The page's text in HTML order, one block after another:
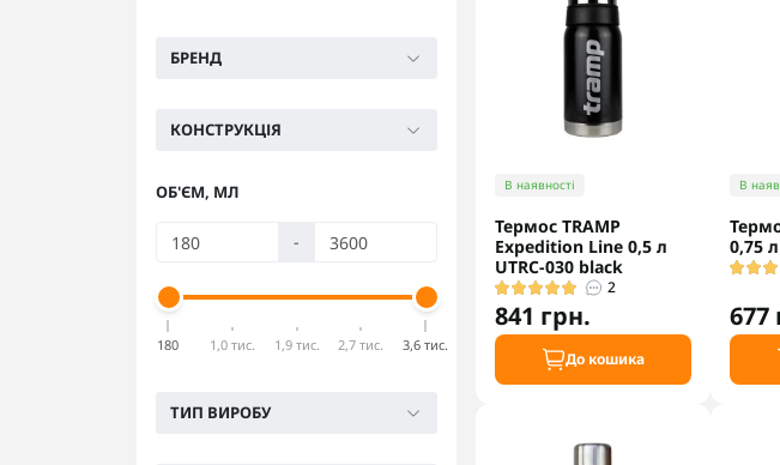
БРЕНД
КОНСТРУКЦІЯ
ОБ'ЄМ, МЛ
-
180 1,0 тис. 1,9 тис. 2,7 тис. 3,6 тис.
ТИП ВИРОБУ
В наявності
Термос TRAMP
Expedition Line 0,5 л
UTRC-030 black
2
841 грн.
До кошика
В
0,75
677